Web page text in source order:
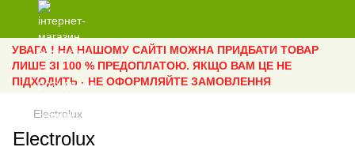
УВАГА ! НА НАШОМУ САЙТІ МОЖНА ПРИДБАТИ ТОВАР
ЛИШЕ ЗІ 100 % ПРЕДОПЛАТОЮ. ЯКЩО ВАМ ЦЕ НЕ
ПІДХОДИТЬ - НЕ ОФОРМЛЯЙТЕ ЗАМОВЛЕННЯ
Electrolux
Electrolux